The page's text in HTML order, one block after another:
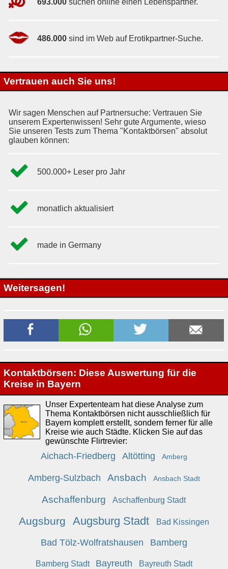
693.000 suchen online einen Lebenspartner.
486.000 sind im Web auf Erotikpartner-Suche.
Vertrauen auch Sie uns!
Wir sagen Menschen auf Partnersuche: Vertrauen Sie
unserem Expertenwissen! Sehr gute Argumente, wieso
Sie unseren Tests zum Thema "Kontaktbörsen" absolut
glauben können:
500.000+ Leser pro Jahr
monatlich aktualisiert
made in Germany
Weitersagen!
Kontaktbörsen: Diese Auswertung für die
Kreise in Bayern
Unser Expertenteam hat diese Analyse zum
Thema Kontaktbörsen nicht ausschließlich für
Bayern komplett erstellt, sondern ferner für alle
Kreise wie auch Städte. Klicken Sie auf das
gewünschte Flirtrevier:
Aichach-Friedberg Altötting Amberg
Amberg-Sulzbach Ansbach Ansbach Stadt
Aschaffenburg Aschaffenburg Stadt
Augsburg Augsburg Stadt Bad Kissingen
Bad Tölz-Wolfratshausen Bamberg
Bamberg Stadt Bayreuth Bayreuth Stadt